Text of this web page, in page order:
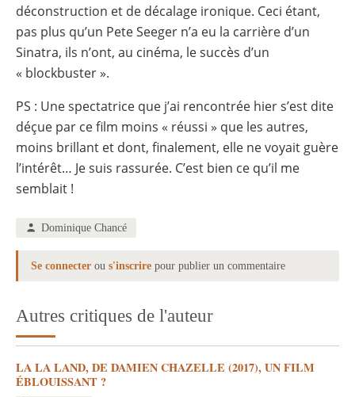
déconstruction et de décalage ironique. Ceci étant,
pas plus qu’un Pete Seeger n’a eu la carrière d’un
Sinatra, ils n’ont, au cinéma, le succès d’un
« blockbuster ».
PS : Une spectatrice que j’ai rencontrée hier s’est dite
déçue par ce film moins « réussi » que les autres,
moins brillant et dont, finalement, elle ne voyait guère
l’intérêt… Je suis rassurée. C’est bien ce qu’il me
semblait !
Dominique Chancé
Se connecter ou s'inscrire pour publier un commentaire
Autres critiques de l'auteur
LA LA LAND, DE DAMIEN CHAZELLE (2017), UN FILM
ÉBLOUISSANT ?